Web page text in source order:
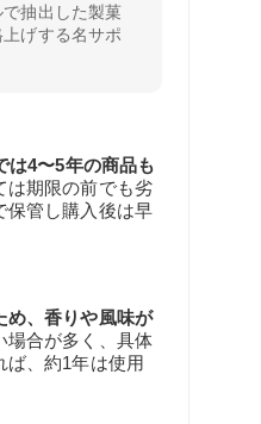
抽出した製菓
げする名サポ
は4〜5年の商品も
は期限の前でも劣
保管し購入後は早
め、香りや風味が
場合が多く、具体
ば、約1年は使用